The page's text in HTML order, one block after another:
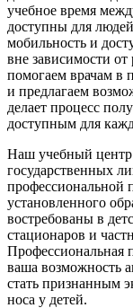
учебное время
доступны для
мобильность и
вне зависимости
помогаем врачам в
и предлагаем
делает процесс
доступным для
Наш учебный центр
государственных
профессиональной
установленного
востребованы в
стационаров и
ваша возможность
стать признанным
носа у детей.